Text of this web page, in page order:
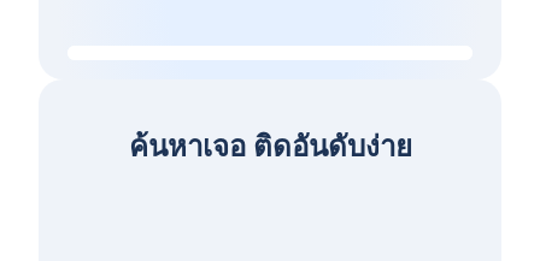
ค้นหาเจอ ติดอันดับง่าย